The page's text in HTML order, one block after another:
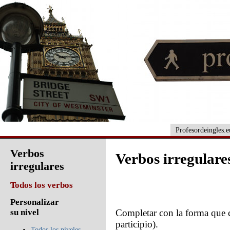
Verbos
Completar con la forma
participio).
Verbos
irregulares
Todos los verbos
Personalizar
su nivel